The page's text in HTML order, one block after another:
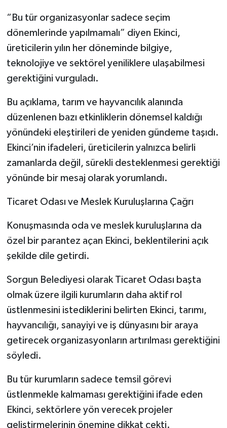
“Bu tür organizasyonlar sadece seçim
dönemlerinde yapılmamalı” diyen Ekinci,
üreticilerin yılın her döneminde bilgiye,
teknolojiye ve sektörel yeniliklere ulaşabilmesi
gerektiğini vurguladı.
Bu açıklama, tarım ve hayvancılık alanında
düzenlenen bazı etkinliklerin dönemsel kaldığı
yönündeki eleştirileri de yeniden gündeme taşıdı.
Ekinci’nin ifadeleri, üreticilerin yalnızca belirli
zamanlarda değil, sürekli desteklenmesi gerektiği
yönünde bir mesaj olarak yorumlandı.
Ticaret Odası ve Meslek Kuruluşlarına Çağrı
Konuşmasında oda ve meslek kuruluşlarına da
özel bir parantez açan Ekinci, beklentilerini açık
şekilde dile getirdi.
Sorgun Belediyesi olarak Ticaret Odası başta
olmak üzere ilgili kurumların daha aktif rol
üstlenmesini istediklerini belirten Ekinci, tarımı,
hayvancılığı, sanayiyi ve iş dünyasını bir araya
getirecek organizasyonların artırılması gerektiğini
söyledi.
Bu tür kurumların sadece temsil görevi
üstlenmekle kalmaması gerektiğini ifade eden
Ekinci, sektörlere yön verecek projeler
geliştirmelerinin önemine dikkat çekti.